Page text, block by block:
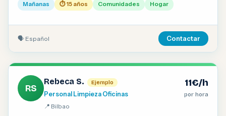
Mañanas ⏱ 15 años Comunidades Hogar
🗣 Español Contactar
RS
Rebeca S. Ejemplo
Personal Limpieza Oficinas
📍 Bilbao
11€/h
por hora